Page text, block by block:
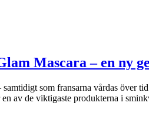
Mascara – en ny
som fransarna vårdas över
av de viktigaste produkterna i